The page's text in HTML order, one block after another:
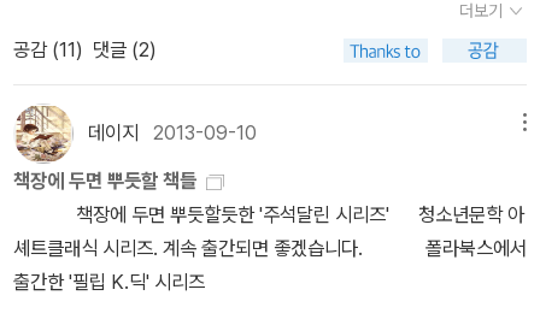
퉁 가방이다. 훈련 받은 전문 감식가가 아니라면 구별하기 힘들다. ​누
가 나에게 << 안드로이드는 전기 양을 꿈꾸는가 >> 에 대해 줄거리
냐, 그것이 문제로다. ' 이 문제는 필립 딕 소설 전체를 아우르는 화
두'다. 그의 소설을 사람들에게 추천하기란 쉽지 않다. 괴팍한 소설'을
좋아할 사람이 그리 많지 않기 때문이다. 그럼에도 불구하고 내가 이
소설을 여러분에게 강력하게 추천하는 이유는 < 박근혜 > 때문이다.
소설 속 안드로이드 인간은 진짜 인간과 거의 닮았지만 유일하게 정
상적인 인간이라면 반응하는 < 감정 이입 능력 > 이 없다. 기계'인 안
공부의 기술을 완성하다2. 성적과 습관이 확 바뀌는 중학생 공부법3.
잠수네 아이들의 소문난 영어공부법3. 악기를 배우는 아이는 왜 공부
도 잘할까? 제목을 보면, 이 책 읽어보고 싶다, 하는 마음이 들도록
지은 제목도 많군요. 공부를 잘 하고 싶지만 잘 되지 않는 학생의 마음
같은 제목도, 좋은 방식을 설명할 것 같은 것도, 그리고 단기간에 열심
히 하면 된다는 진짜 그럴 수 있을까 하는 마음 들게 하는 제목도 다양
합니다. 내용면에서는 직접 겪어본 수험생활에서 알게 된 점을 쓰거
나, 지금 학생들이 읽으면 좋을만한 내용도 많습니다. 때로는 부모님
이 때로는 선생님이, 학원의 유명한강사가, 그리고 직전의 수험생이
요 적당히 까고 많이 많이 사서 읽읍시다이 쯤이면 이미 스스로도 인
의 공개된 표지.....야 임마.........너네 <래리 니븐 '컬렉션'> 내는 거라
며....... 저 책이랑 이 책이 어딜 봐서 '컬렉션' 임?!이 쯤 되면 <플랫랜
더> 잘 안 팔리니까 걍 따라하자 전략 아닌가요?(근데 플랫랜더 저
디자인도 심하긴 심했음ㅋㅋ저 주황색 물결은 아직까지 뭔지 모르겠
다)이래서야 책장에 꽂았을 때 옆 표지만 보고도 흥분이 되겠냐고 !다
시는 책을 벽지로 활용하는 인간을 무시하지 마라 좋은 책들 계속 내
모른다.개인적으로 여기서 끝내지말고 13권 14권 계속 출간해주길
바라며도매가로 기억을 팝니다 외에 추가로 단편집을 또 출간해주었
으면 좋겠다.(마이너리티 리포트가 빠져있을 줄이야 ㅠ )
더보기
공감 (11) 댓글 (2)
데이지 2013-09-10
책장에 두면 뿌듯할 책들
책장에 두면 뿌듯할듯한 '주석달린 시리즈' 청소년문학 아
셰트클래식 시리즈. 계속 출간되면 좋겠습니다. 폴라북스에서
출간한 '필립 K.딕' 시리즈